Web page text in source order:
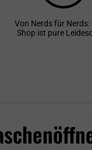
Von Nerds für Nerds:
Shop ist pure